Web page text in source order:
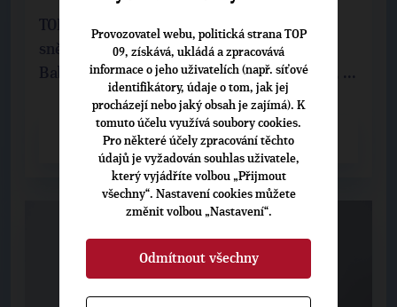
TOP 09 před dnešním jednáním Poslanecké
sněmovny ostře kritizovala vládu Andreje
Babiše za chaos kolem médií veřejné služby, ...
CELÝ ČLÁNEK
Provozovatel webu, politická strana TOP
09, získává, ukládá a zpracovává
informace o jeho uživatelích (např. síťové
identifikátory, údaje o tom, jak jej
procházejí nebo jaký obsah je zajímá). K
tomuto účelu využívá soubory cookies.
Pro některé účely zpracování těchto
údajů je vyžadován souhlas uživatele,
který vyjádříte volbou „Přijmout
všechny“. Nastavení cookies můžete
změnit volbou „Nastavení“.
Odmítnout všechny